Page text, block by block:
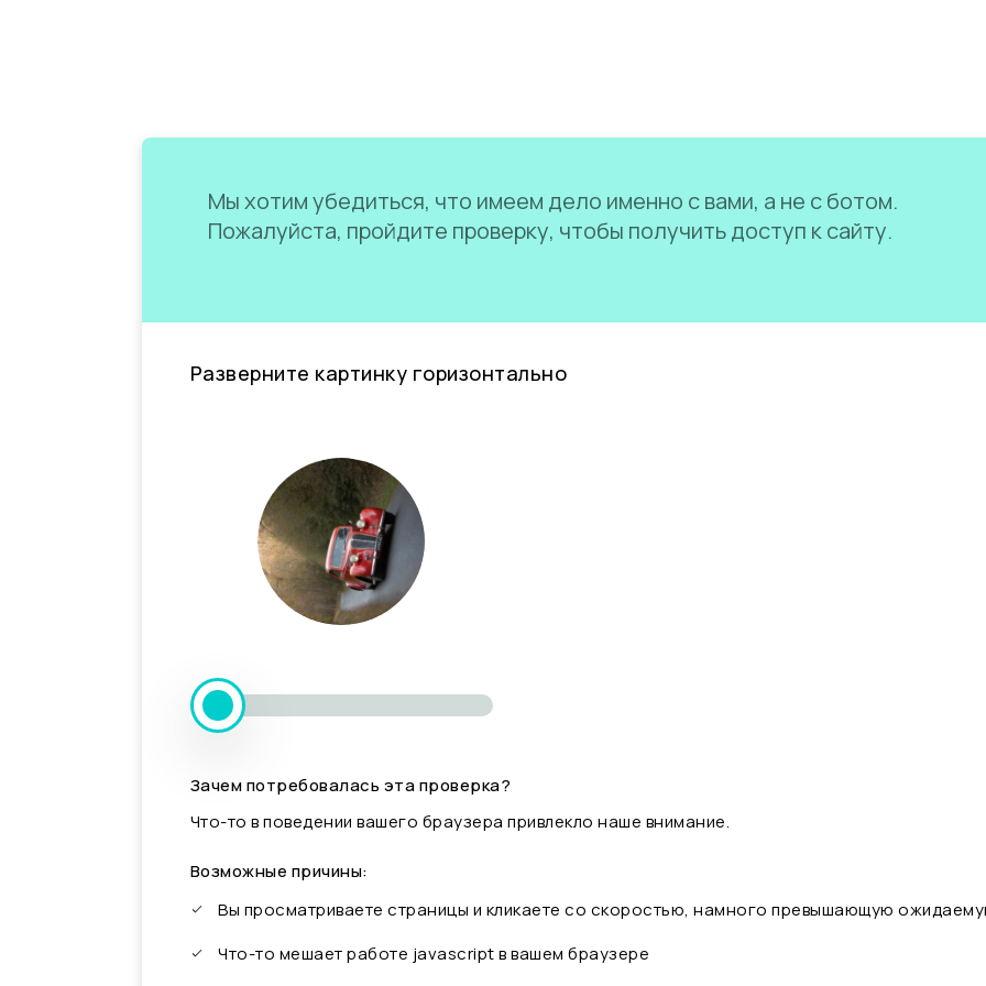
Мы хотим убедиться, что имеем дело именно с вами, а не с ботом.
Пожалуйста, пройдите проверку, чтобы получить доступ к сайту.
Разверните картинку горизонтально
Зачем потребовалась эта проверка?
Что-то в поведении вашего браузера привлекло наше внимание.
Возможные причины:
Вы просматриваете страницы и кликаете со скоростью, намного превышающую
Что-то мешает работе javascript в вашем браузере